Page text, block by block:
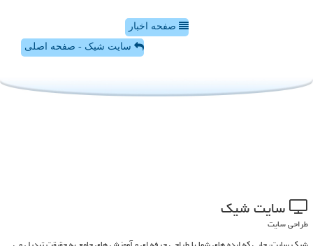
صفحه اخبار
سایت شیک - صفحه اصلی
سایت شیك
طراحی سایت